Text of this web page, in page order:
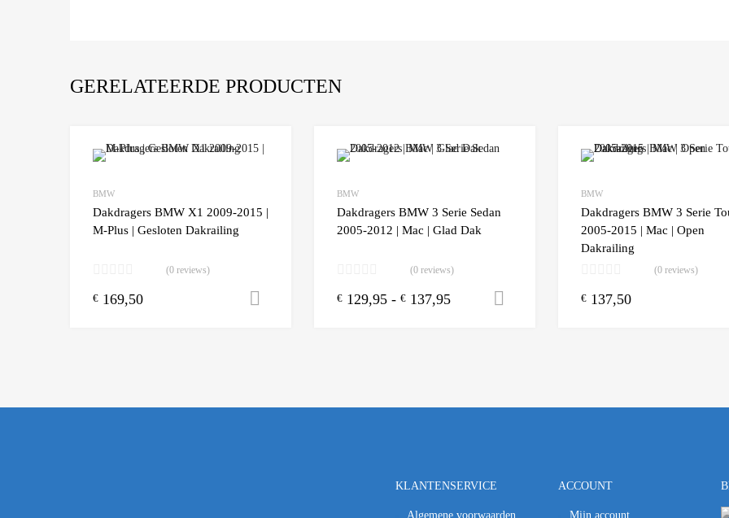
GERELATEERDE PRODUCTEN
Add to Wishlist
BMW
Dakdragers BMW X1 2009-2015 |
M-Plus | Gesloten Dakrailing
(0 reviews)
€ 169,50 Toevoegen aan winkelwagen
Add to Wishlist
BMW
Dakdragers BMW 3 Serie Sedan
2005-2012 | Mac | Glad Dak
(0 reviews)
€ 129,95 - € 137,95 Opties selecteren
BMW
Dakdragers BMW 3 Serie
2005-2015 | Mac | Open
Dakrailing
(0 reviews)
€ 137,50
KLANTENSERVICE
Algemene voorwaarden
ACCOUNT
Mijn account